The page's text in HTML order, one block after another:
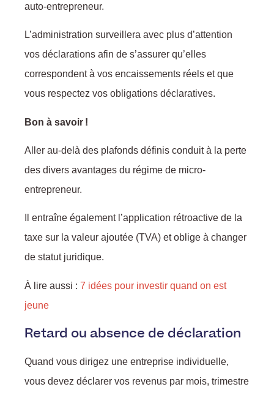
auto-entrepreneur.
L’administration surveillera avec plus d’attention
vos déclarations afin de s’assurer qu’elles
correspondent à vos encaissements réels et que
vous respectez vos obligations déclaratives.
Bon à savoir !
Aller au-delà des plafonds définis conduit à la perte
des divers avantages du régime de micro-
entrepreneur.
Il entraîne également l’application rétroactive de la
taxe sur la valeur ajoutée (TVA) et oblige à changer
de statut juridique.
À lire aussi : 7 idées pour investir quand on est
jeune
Retard ou absence de déclaration
Quand vous dirigez une entreprise individuelle,
vous devez déclarer vos revenus par mois, trimestre